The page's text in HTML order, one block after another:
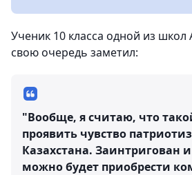
Ученик 10 класса одной из
свою очередь заметил:
"Вообще, я считаю, что
проявить чувство
Казахстана. Заинтригован
можно будет приобрести